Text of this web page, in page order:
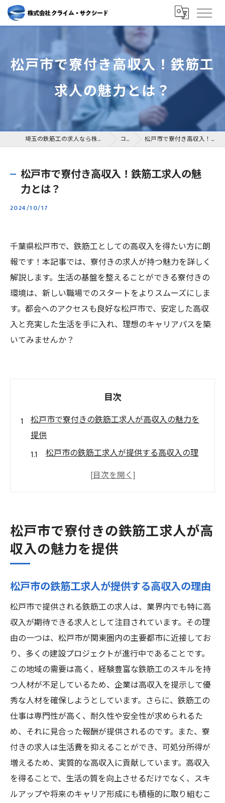
松戸市で寮付き高収入！鉄筋工
求人の魅力とは？
埼玉の鉄筋工の求人なら株式会社クライム・サクシード コラム 松戸市で寮付き高収入！鉄筋工求人の魅力とは？
松戸市で寮付き高収入！鉄筋工求人の魅
力とは？
2024/10/17
千葉県松戸市で、鉄筋工としての高収入を得たい方に朗
報です！本記事では、寮付きの求人が持つ魅力を詳しく
解説します。生活の基盤を整えることができる寮付きの
環境は、新しい職場でのスタートをよりスムーズにしま
す。都会へのアクセスも良好な松戸市で、安定した高収
入と充実した生活を手に入れ、理想のキャリアパスを築
いてみませんか？
目次
松戸市で寮付きの鉄筋工求人が高収入の魅力を
提供
松戸市の鉄筋工求人が提供する高収入の理
都市部へのアクセスが良好な松戸市の魅力
鉄筋工求人における寮付きの利点とは
鉄筋工として松戸市で寮付き高収入生活を実現
する方法
松戸市の鉄筋工求人で高収入を得る秘訣
寮付き求人を選ぶ際のポイント
松戸市で充実した生活を送るための準備
鉄筋工求人でキャリアを築くステップ
高収入を実現するためのスキルアップ法
松戸市の鉄筋工求人での生活設計
松戸市の鉄筋工求人で寮付きの安定した高収入
をゲット
安定した高収入を得られる鉄筋工求人の選
び方
松戸市での寮付き求人が持つ安定性の理由
松戸市で寮付きの鉄筋工求人が高
収入の魅力を提供
松戸市の鉄筋工求人が提供する高収入の理由
松戸市で提供される鉄筋工の求人は、業界内でも特に高
収入が期待できる求人として注目されています。その理
由の一つは、松戸市が関東圏内の主要都市に近接してお
り、多くの建設プロジェクトが進行中であることです。
この地域の需要は高く、経験豊富な鉄筋工のスキルを持
つ人材が不足しているため、企業は高収入を提示して優
秀な人材を確保しようとしています。さらに、鉄筋工の
仕事は専門性が高く、耐久性や安全性が求められるた
め、それに見合った報酬が提供されるのです。また、寮
付きの求人は生活費を抑えることができ、可処分所得が
増えるため、実質的な高収入に貢献しています。高収入
を得ることで、生活の質を向上させるだけでなく、スキ
ルアップや将来のキャリア形成にも積極的に取り組むこ